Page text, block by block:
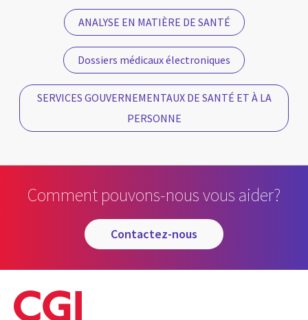
ANALYSE EN MATIÈRE DE SANTÉ
Dossiers médicaux électroniques
SERVICES GOUVERNEMENTAUX DE SANTÉ ET À LA
PERSONNE
Comment pouvons-nous vous aider?
contactez-nous